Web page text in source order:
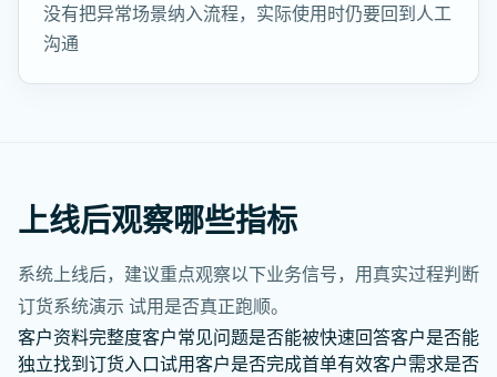
没有把异常场景纳入流程，实际使用时仍要回到人工
沟通
上线后观察哪些指标
系统上线后，建议重点观察以下业务信号，用真实过程判断
订货系统演示 试用是否真正跑顺。
客户资料完整度客户常见问题是否能被快速回答客户是否能
独立找到订货入口试用客户是否完成首单有效客户需求是否